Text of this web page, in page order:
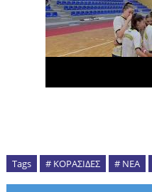
Tags # ΚΟΡΑΣΙΔΕΣ # ΝΕΑ